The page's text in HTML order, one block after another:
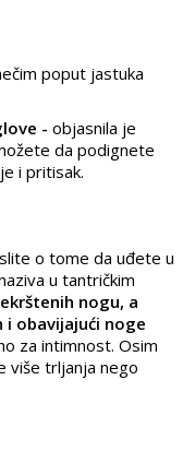
poput jastuka
- objasnila je
da podignete
i pritisak.
o tome da uđete u
u tantričkim
nogu, a
i obavijajući noge
za intimnost. Osim
više trljanja nego